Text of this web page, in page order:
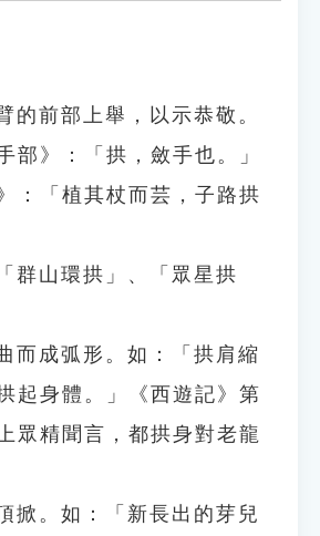
的前部上舉，以示恭敬。
部》：「拱，斂手也。」
：「植其杖而芸，子路拱
群山環拱」、「眾星拱
而成弧形。如：「拱肩縮
起身體。」《西遊記》第
眾精聞言，都拱身對老龍
掀。如：「新長出的芽兒